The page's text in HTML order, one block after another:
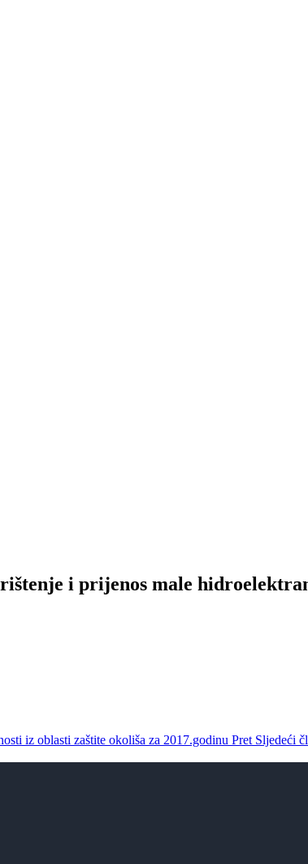
i prijenos male
iz oblasti zaštite okoliša za 2017.godinu Pret Sljedeći